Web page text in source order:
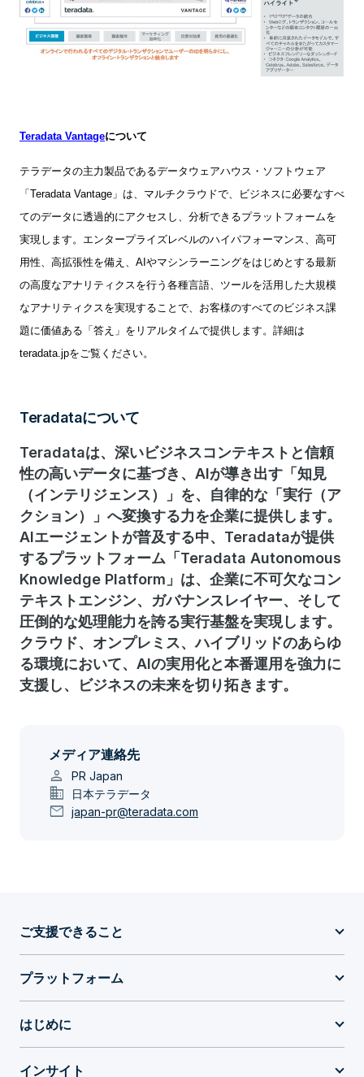
Teradata Vantageについて
テラデータの主力製品であるデータウェアハウス・ソフトウェア
「Teradata Vantage 」は、マルチクラウドで、ビジネスに必要なすべ
てのデータに透過的にアクセスし、分析できるプラットフォームを
実現します。エンタープライズレベルのハイパフォーマンス、高可
用性、高拡張性を備え、 AIやマシンラーニングをはじめとする最新
の高度なアナリティクスを行う各種言語、ツールを活用した大規模
なアナリティクスを実現することで、お客様のすべてのビジネス課
題に価値ある「答え」をリアルタイムで提供します。詳細は
teradata.jpをご覧ください。
Teradataについて
Teradataは、深いビジネスコンテキストと信頼
性の高いデータに基づき、AIが導き出す「知見
（インテリジェンス）」を、自律的な「実行（ア
クション）」へ変換する力を企業に提供します。
AIエージェントが普及する中、Teradataが提供
するプラットフォーム「Teradata Autonomous
Knowledge Platform」は、企業に不可欠なコン
テキストエンジン、ガバナンスレイヤー、そして
圧倒的な処理能力を誇る実行基盤を実現します。
クラウド、オンプレミス、ハイブリッドのあらゆ
る環境において、AIの実用化と本番運用を強力に
支援し、ビジネスの未来を切り拓きます。
メディア連絡先
person PR Japan
domain 日本テラデータ
mail japan-pr@teradata.com
ご支援できること
プラットフォーム
はじめに
インサイト